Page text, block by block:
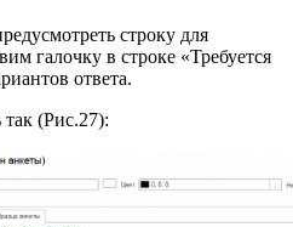
строку для
галочку в строке «Требуется
ответа.
так (Рис.27):